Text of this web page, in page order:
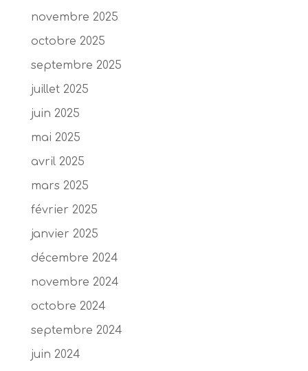
novembre 2025
octobre 2025
septembre 2025
juillet 2025
juin 2025
mai 2025
avril 2025
mars 2025
février 2025
janvier 2025
décembre 2024
novembre 2024
octobre 2024
septembre 2024
juin 2024